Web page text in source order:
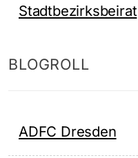
Stadtbezirksbeirat
BLOGROLL
ADFC Dresden